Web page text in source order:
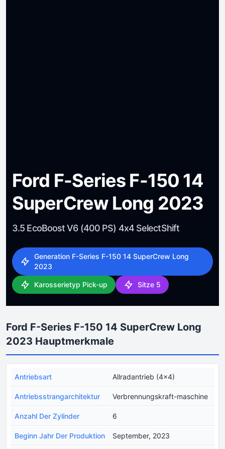
Ford F-Series F-150 14
SuperCrew Long 2023
3.5 EcoBoost V6 (400 PS) 4x4 SelectShift
Generation F-Series F-150 14 SuperCrew Long
2023
Karosserietyp Pick-up Sitze 5
Ford F-Series F-150 14 SuperCrew Long
2023 Hauptmerkmale
Antriebsart Allradantrieb (4x4)
Antriebsstrangarchitektur Verbrennungskraft-maschine
Anzahl Der Zylinder 6
Beginn Jahr Der Produktion September, 2023